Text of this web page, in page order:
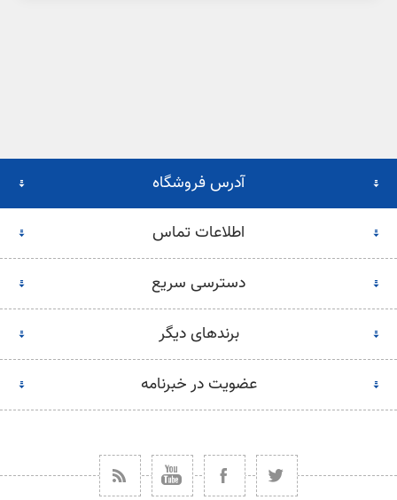
آدرس فروشگاه
اطلاعات تماس
دسترسی سریع
برندهای دیگر
عضویت در خبرنامه